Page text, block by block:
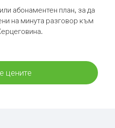
абонаментен план, за да
на минута разговор към
цените